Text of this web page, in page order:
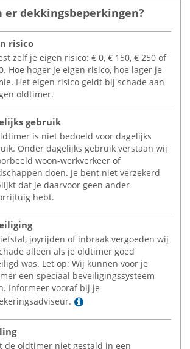
er dekkingsbeperkingen?
risico
zelf je eigen risico: € 0, € 150, € 250 of
Hoe hoger je eigen risico, hoe lager je
Het eigen risico geldt bij schade aan
oldtimer.
gebruik
is niet bedoeld voor dagelijks
Onder dagelijks gebruik verstaan wij
woon-werkverkeer of
doen. Je bent niet verzekerd
dat je daarvoor geen ander
hebt.
joyrijden of inbraak vergoeden wij
alleen als je oldtimer goed
was. Let op: Wij kunnen voor je
een speciaal beveiligingssysteem
Informeer vooraf bij je
Lees meer
de oldtimer niet gestald in een